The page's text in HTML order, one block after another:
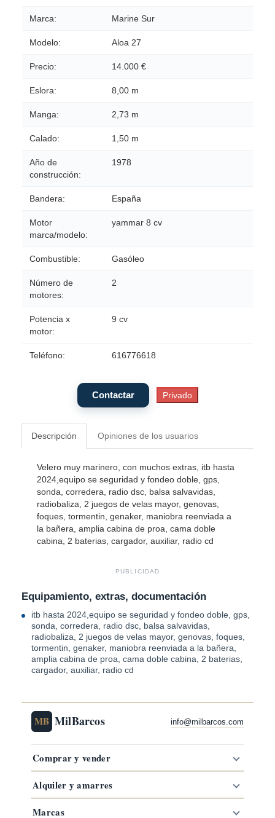
Marca: Marine Sur
Modelo: Aloa 27
Precio: 14.000 €
Eslora: 8,00 m
Manga: 2,73 m
Calado: 1,50 m
Año de
construcción:
1978
Bandera: España
Motor
marca/modelo:
yammar 8 cv
Combustible: Gasóleo
Número de
motores:
2
Potencia x
motor:
9 cv
Teléfono: 616776618
Descripción Opiniones de los usuarios
Velero muy marinero, con muchos extras, itb hasta
2024,equipo se seguridad y fondeo doble, gps,
sonda, corredera, radio dsc, balsa salvavidas,
radiobaliza, 2 juegos de velas mayor, genovas,
foques, tormentin, genaker, maniobra reenviada a
la bañera, amplia cabina de proa, cama doble
cabina, 2 baterias, cargador, auxiliar, radio cd
PUBLICIDAD
Equipamiento, extras, documentación
itb hasta 2024,equipo se seguridad y fondeo doble, gps,
sonda, corredera, radio dsc, balsa salvavidas,
radiobaliza, 2 juegos de velas mayor, genovas, foques,
tormentin, genaker, maniobra reenviada a la bañera,
amplia cabina de proa, cama doble cabina, 2 baterias,
cargador, auxiliar, radio cd
MB MilBarcos info@milbarcos.com
Comprar y vender
Alquiler y amarres
Marcas